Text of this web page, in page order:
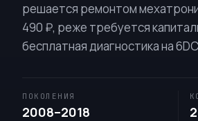
решается ремонтом
490 ₽, реже требуется
бесплатная диагностика на
ПОКОЛЕНИЯ
2008–2018 2